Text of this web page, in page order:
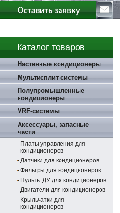
Каталог товаров
Настенные кондиционеры
Мультисплит системы
Полупромышленные
кондиционеры
VRF-системы
Аксессуары, запасные
части
Платы управления для
кондиционеров
Датчики для кондиционеров
Фильтры для кондиционеров
Пульты ДУ для кондиционеров
Двигатели для кондиционеров
Крыльчатки для
кондиционеров